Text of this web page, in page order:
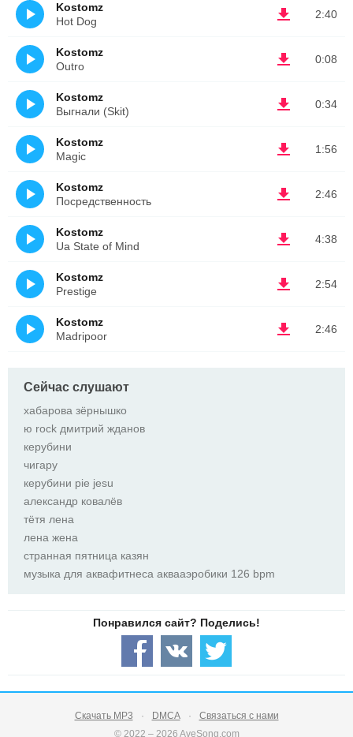
2:40
Kostomz
Hot Dog
0:08
Kostomz
Outro
0:34
Kostomz
Выгнали (Skit)
1:56
Kostomz
Magic
2:46
Kostomz
Посредственность
4:38
Kostomz
Ua State of Mind
2:54
Kostomz
Prestige
2:46
Kostomz
Madripoor
Сейчас слушают
хабарова зёрнышко
ю rock дмитрий жданов
керубини
чигару
керубини pie jesu
александр ковалёв
тётя лена
лена жена
странная пятница казян
музыка для аквафитнеса аквааэробики 126 bpm
Скачать MP3 DMCA
Связаться с нами
© 2022 – 2026 AveSong.com